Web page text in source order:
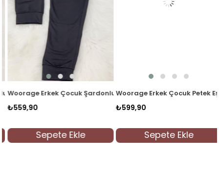
Altı 5047 Lacivert
Woorage Erkek Çocuk Şardonlu Eşofman Altı 5047 Siyah
₺559,90
Sepete Ekle
Woorage Erkek Çocuk Petek
₺599,90
Sepete Ekle